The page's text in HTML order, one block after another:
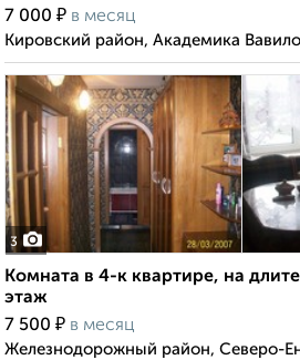
7 000 ₽ в месяц
Кировский район, Академика
3
Комната в 4-к квартире, на
этаж
7 500 ₽ в месяц
Железнодорожный район, Северо-